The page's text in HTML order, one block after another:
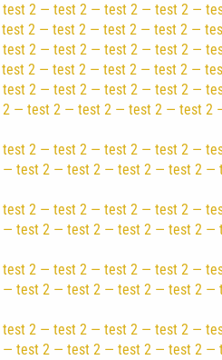
test 2 — test 2 — test 2 — test 2 —
2 — test 2 — test 2 — test 2 —
test 2 — test 2 — test 2 — test 2 —
2 — test 2 — test 2 — test 2 —
test 2 — test 2 — test 2 — test 2 —
— test 2 — test 2 — test 2 — test
test 2 — test 2 — test 2 — test 2 —
test 2 — test 2 — test 2 — test 2
test 2 — test 2 — test 2 — test 2 —
test 2 — test 2 — test 2 — test 2
test 2 — test 2 — test 2 — test 2 —
test 2 — test 2 — test 2 — test 2
test 2 — test 2 — test 2 — test 2 —
test 2 — test 2 — test 2 — test 2